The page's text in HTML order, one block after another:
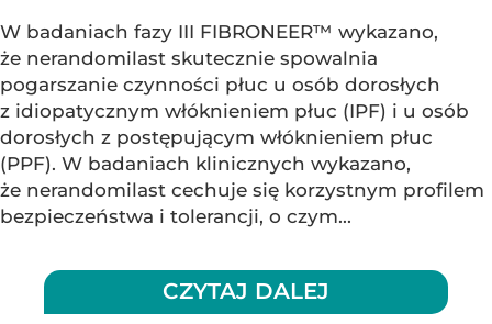
W badaniach fazy III FIBRONEER™ wykazano,
że nerandomilast skutecznie spowalnia
pogarszanie czynności płuc u osób dorosłych
z idiopatycznym włóknieniem płuc (IPF) i u osób
dorosłych z postępującym włóknieniem płuc
(PPF). W badaniach klinicznych wykazano,
że nerandomilast cechuje się korzystnym profilem
bezpieczeństwa i tolerancji, o czym...
CZYTAJ DALEJ